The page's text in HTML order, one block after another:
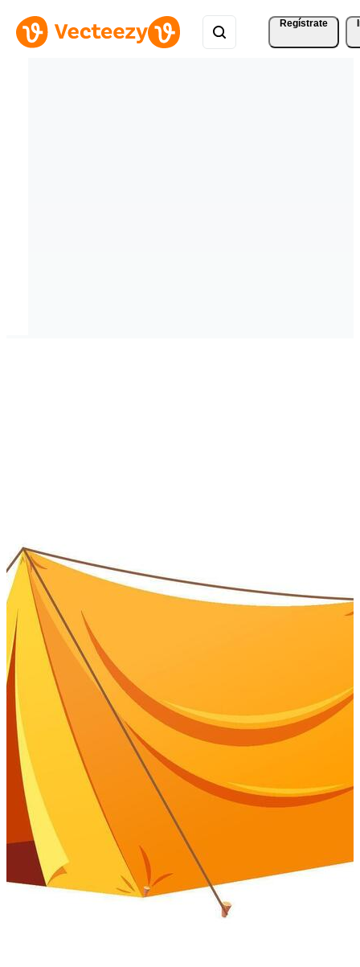
Regístrate